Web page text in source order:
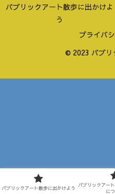
パブリックアート散歩に出かけよ
う
プライバ
© 2023 パブリ
パブリックアート散歩に出かけよう
パブリックアー
に